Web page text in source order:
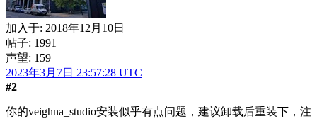
加入于: 2018年12月10日
帖子: 1991
声望: 159
2023年3月7日 23:57:28 UTC
#2
你的veighna_studio安装似乎有点问题，建议卸载后重装下，注